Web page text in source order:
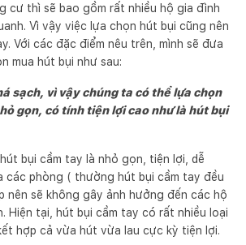
cư thì sẽ bao gồm rất nhiều hộ gia đình
Vì vậy việc lựa chọn hút bụi cũng nên
Với các đặc điểm nêu trên, mình sẽ đưa
mua hút bụi như sau:
sạch, vì vậy chúng ta có thể lựa chọn
gọn, có tính tiện lợi cao như là hút bụi
bụi cầm tay là nhỏ gọn, tiện lợi, dễ
các phòng ( thường hút bụi cầm tay đều
nên sẽ không gây ảnh hưởng đến các hộ
Hiện tại, hút bụi cầm tay có rất nhiều loại
hợp cả vừa hút vừa lau cực kỳ tiện lợi.